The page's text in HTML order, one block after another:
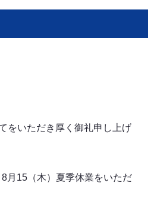
をいただき厚く御礼申し上げ
月15（木）夏季休業をいただ